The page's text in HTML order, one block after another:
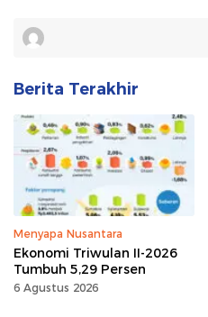
Berita Terakhir
Menyapa Nusantara
Ekonomi Triwulan II-2026
Tumbuh 5,29 Persen
6 Agustus 2026